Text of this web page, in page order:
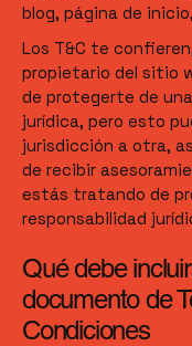
blog, página de
Los T&C te
propietario del sitio
de protegerte de
jurídica, pero esto
jurisdicción a otra,
de recibir
estás tratando de
responsabilidad
Qué debe
documento de
Condiciones